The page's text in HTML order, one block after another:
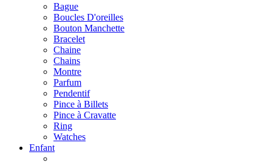
Bague
Boucles D'oreilles
Bouton Manchette
Bracelet
Chaine
Chains
Montre
Parfum
Pendentif
Pince à Billets
Pince à Cravatte
Ring
Watches
Enfant